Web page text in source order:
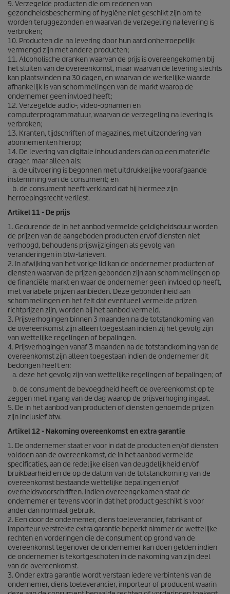
9. Verzegelde producten die om redenen van
gezondheidsbescherming of hygiëne niet geschikt zijn om te
worden teruggezonden en waarvan de verzegeling na levering is
verbroken;
10. Producten die na levering door hun aard onherroepelijk
vermengd zijn met andere producten;
11. Alcoholische dranken waarvan de prijs is overeengekomen bij
het sluiten van de overeenkomst, maar waarvan de levering slechts
kan plaatsvinden na 30 dagen, en waarvan de werkelijke waarde
afhankelijk is van schommelingen van de markt waarop de
ondernemer geen invloed heeft;
12. Verzegelde audio-, video-opnamen en
computerprogrammatuur, waarvan de verzegeling na levering is
verbroken;
13. Kranten, tijdschriften of magazines, met uitzondering van
abonnementen hierop;
14. De levering van digitale inhoud anders dan op een materiële
drager, maar alleen als:
a. de uitvoering is begonnen met uitdrukkelijke voorafgaande
instemming van de consument; en
b. de consument heeft verklaard dat hij hiermee zijn
herroepingsrecht verliest.
Artikel 11 - De prijs
1. Gedurende de in het aanbod vermelde geldigheidsduur worden
de prijzen van de aangeboden producten en/of diensten niet
verhoogd, behoudens prijswijzigingen als gevolg van
veranderingen in btw-tarieven.
2. In afwijking van het vorige lid kan de ondernemer producten of
diensten waarvan de prijzen gebonden zijn aan schommelingen op
de financiële markt en waar de ondernemer geen invloed op heeft,
met variabele prijzen aanbieden. Deze gebondenheid aan
schommelingen en het feit dat eventueel vermelde prijzen
richtprijzen zijn, worden bij het aanbod vermeld.
3. Prijsverhogingen binnen 3 maanden na de totstandkoming van
de overeenkomst zijn alleen toegestaan indien zij het gevolg zijn
van wettelijke regelingen of bepalingen.
4. Prijsverhogingen vanaf 3 maanden na de totstandkoming van de
overeenkomst zijn alleen toegestaan indien de ondernemer dit
bedongen heeft en:
a. deze het gevolg zijn van wettelijke regelingen of bepalingen; of
b. de consument de bevoegdheid heeft de overeenkomst op te
zeggen met ingang van de dag waarop de prijsverhoging ingaat.
5. De in het aanbod van producten of diensten genoemde prijzen
zijn inclusief btw.
Artikel 12 - Nakoming overeenkomst en extra garantie
1. De ondernemer staat er voor in dat de producten en/of diensten
voldoen aan de overeenkomst, de in het aanbod vermelde
specificaties, aan de redelijke eisen van deugdelijkheid en/of
bruikbaarheid en de op de datum van de totstandkoming van de
overeenkomst bestaande wettelijke bepalingen en/of
overheidsvoorschriften. Indien overeengekomen staat de
ondernemer er tevens voor in dat het product geschikt is voor
ander dan normaal gebruik.
2. Een door de ondernemer, diens toeleverancier, fabrikant of
importeur verstrekte extra garantie beperkt nimmer de wettelijke
rechten en vorderingen die de consument op grond van de
overeenkomst tegenover de ondernemer kan doen gelden indien
de ondernemer is tekortgeschoten in de nakoming van zijn deel
van de overeenkomst.
3. Onder extra garantie wordt verstaan iedere verbintenis van de
ondernemer, diens toeleverancier, importeur of producent waarin